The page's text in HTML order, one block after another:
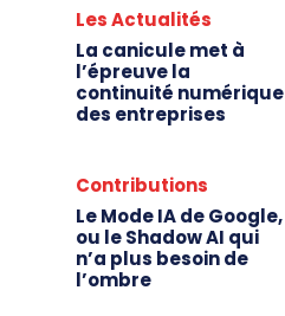
Les Actualités
La canicule met à
l’épreuve la
continuité numérique
des entreprises
Contributions
Le Mode IA de Google,
ou le Shadow AI qui
n’a plus besoin de
l’ombre